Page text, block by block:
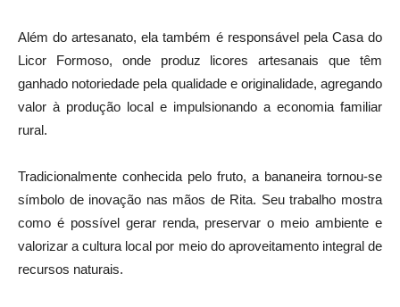
Além do artesanato, ela também é responsável pela Casa do
Licor Formoso, onde produz licores artesanais que têm
ganhado notoriedade pela qualidade e originalidade, agregando
valor à produção local e impulsionando a economia familiar
rural.
Tradicionalmente conhecida pelo fruto, a bananeira tornou-se
símbolo de inovação nas mãos de Rita. Seu trabalho mostra
como é possível gerar renda, preservar o meio ambiente e
valorizar a cultura local por meio do aproveitamento integral de
recursos naturais.